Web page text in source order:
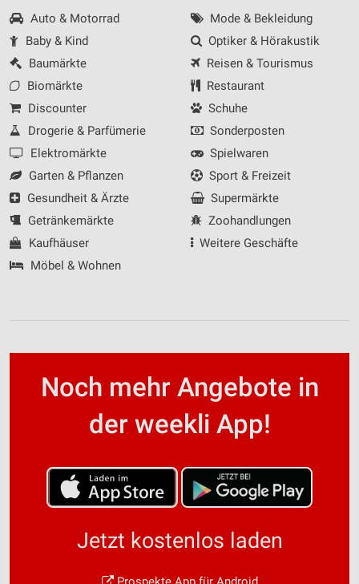
Auto & Motorrad
Baby & Kind
Baumärkte
Biomärkte
Discounter
Drogerie & Parfümerie
Elektromärkte
Garten & Pflanzen
Gesundheit & Ärzte
Getränkemärkte
Kaufhäuser
Möbel & Wohnen
Mode & Bekleidung
Optiker & Hörakustik
Reisen & Tourismus
Restaurant
Schuhe
Sonderposten
Spielwaren
Sport & Freizeit
Supermärkte
Zoohandlungen
Weitere Geschäfte
Noch mehr Angebote in
der weekli App!
Jetzt kostenlos laden